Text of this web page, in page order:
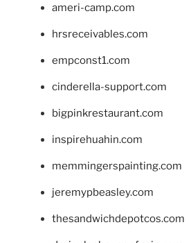
ameri-camp.com
hrsreceivables.com
empconst1.com
cinderella-support.com
bigpinkrestaurant.com
inspirehuahin.com
memmingerspainting.com
jeremypbeasley.com
thesandwichdepotcos.com